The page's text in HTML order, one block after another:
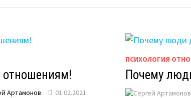
Артамонов 01.02.2021
ПСИХОЛОГИЯ
Почему